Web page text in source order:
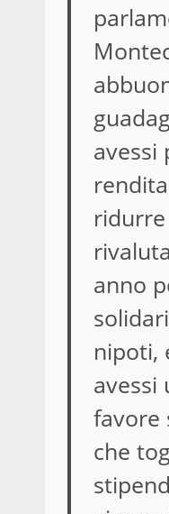
avessi
anno
nipoti,
avessi
favore
che